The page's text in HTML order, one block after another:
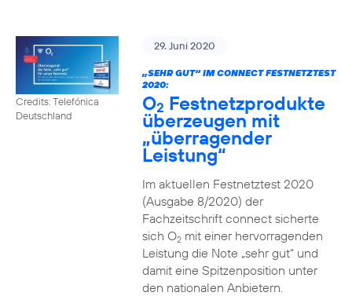
Credits: Telefónica
Deutschland
29. Juni 2020
„SEHR GUT“ IM CONNECT FESTNETZTEST
2020:
O2 Festnetzprodukte
überzeugen mit
„überragender
Leistung“
Im aktuellen Festnetztest 2020
(Ausgabe 8/2020) der
Fachzeitschrift connect sicherte
sich O2mit einer hervorragenden
Leistung die Note „sehr gut“ und
damit eine Spitzenposition unter
den nationalen Anbietern.